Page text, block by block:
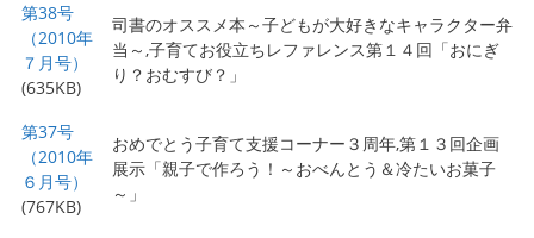
第38号
（2010年
７月号）
(635KB)
司書のオススメ本～子どもが大好きなキャラクター弁
当～,子育てお役立ちレファレンス第１４回「おにぎ
り？おむすび？」
第37号
（2010年
６月号）
(767KB)
おめでとう子育て支援コーナー３周年,第１３回企画
展示「親子で作ろう！～おべんとう＆冷たいお菓子
～」